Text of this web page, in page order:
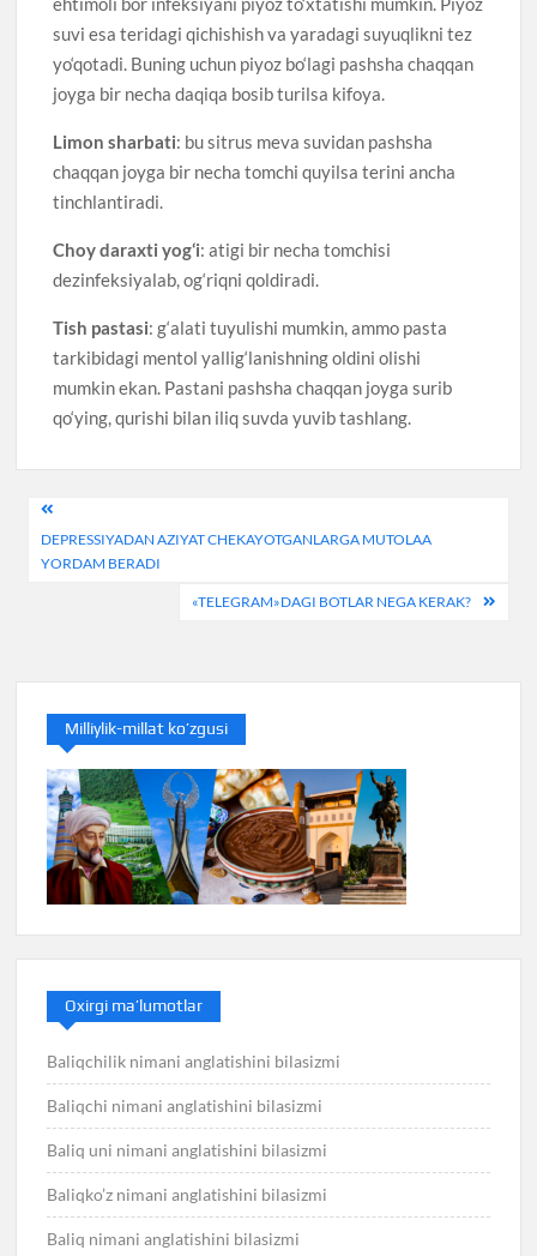
suvi esa teridagi qichishish va yaradagi suyuqlikni tez
yo‘qotadi. Buning uchun piyoz bo‘lagi pashsha chaqqan
joyga bir necha daqiqa bosib turilsa kifoya.
Limon sharbati: bu sitrus meva suvidan pashsha
chaqqan joyga bir necha tomchi quyilsa terini ancha
tinchlantiradi.
Choy daraxti yog‘i: atigi bir necha tomchisi
dezinfeksiyalab, og‘riqni qoldiradi.
Tish pastasi: g‘alati tuyulishi mumkin, ammo pasta
tarkibidagi mentol yallig‘lanishning oldini olishi
mumkin ekan. Pastani pashsha chaqqan joyga surib
qo‘ying, qurishi bilan iliq suvda yuvib tashlang.
Post
menyusi
DEPRESSIYADAN AZIYAT CHEKAYOTGANLARGA MUTOLAA
YORDAM BERADI
«TELEGRAM»DAGI BOTLAR NEGA KERAK?
Milliylik-millat ko’zgusi
Oxirgi ma’lumotlar
Baliqchilik nimani anglatishini bilasizmi
Baliqchi nimani anglatishini bilasizmi
Baliq uni nimani anglatishini bilasizmi
Baliqko’z nimani anglatishini bilasizmi
Baliq nimani anglatishini bilasizmi